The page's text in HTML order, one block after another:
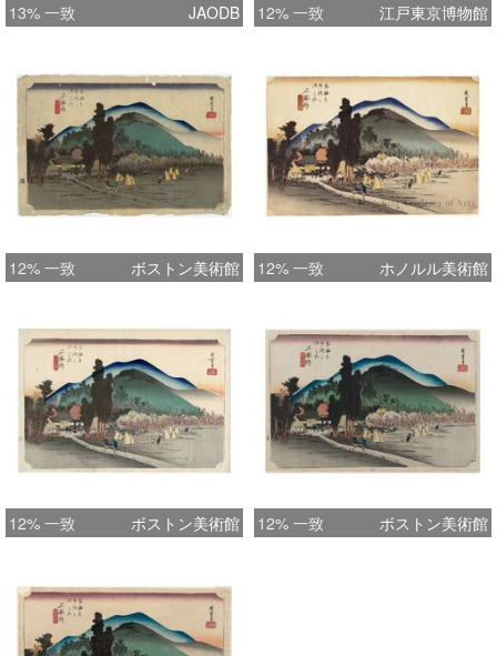
13% 一致 JAODB 12% 一致 江戸東京博物館
12% 一致 ボストン美術館 12% 一致 ホノルル美術館
12% 一致 ボストン美術館 12% 一致 ボストン美術館